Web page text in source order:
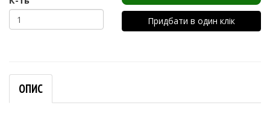
Придбати в один клік
ОПИС